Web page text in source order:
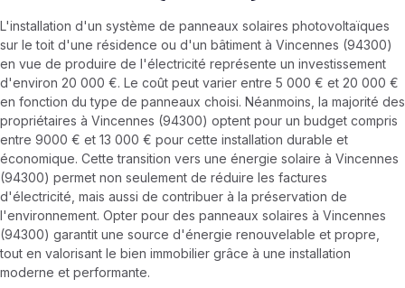
L'installation d'un système de panneaux solaires photovoltaïques
sur le toit d'une résidence ou d'un bâtiment à Vincennes (94300)
en vue de produire de l'électricité représente un investissement
d'environ 20 000 €. Le coût peut varier entre 5 000 € et 20 000 €
en fonction du type de panneaux choisi. Néanmoins, la majorité des
propriétaires à Vincennes (94300) optent pour un budget compris
entre 9000 € et 13 000 € pour cette installation durable et
économique. Cette transition vers une énergie solaire à Vincennes
(94300) permet non seulement de réduire les factures
d'électricité, mais aussi de contribuer à la préservation de
l'environnement. Opter pour des panneaux solaires à Vincennes
(94300) garantit une source d'énergie renouvelable et propre,
tout en valorisant le bien immobilier grâce à une installation
moderne et performante.